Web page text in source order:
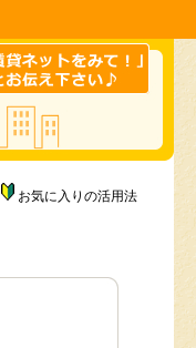
お気に入りの活用法